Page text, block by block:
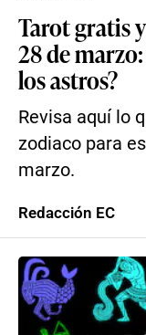
Tarot gratis
28 de
los astros?
Revisa aquí lo
zodiaco para
marzo.
Redacción EC